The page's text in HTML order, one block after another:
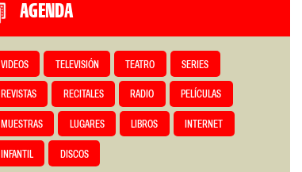
AGENDA
VIDEOS TELEVISIÓN TEATRO SERIES
REVISTAS RECITALES RADIO PELÍCULAS
MUESTRAS LUGARES LIBROS INTERNET
INFANTIL DISCOS